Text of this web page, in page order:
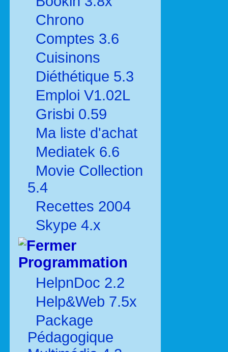
Chrono
Comptes 3.6
Cuisinons
Diéthétique 5.3
Emploi V1.02L
Grisbi 0.59
Ma liste d'achat
Mediatek 6.6
Movie Collection
5.4
Recettes 2004
Skype 4.x
Programmation
HelpnDoc 2.2
Help&Web 7.5x
Package
Pédagogique